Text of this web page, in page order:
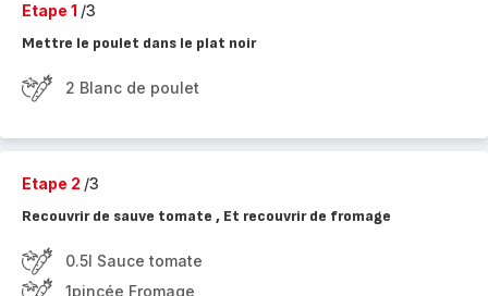
Etape 1 /3
Mettre le poulet dans le plat noir
2 Blanc de poulet
Etape 2 /3
Recouvrir de sauve tomate , Et recouvrir de fromage
0.5l Sauce tomate
1pincée Fromage